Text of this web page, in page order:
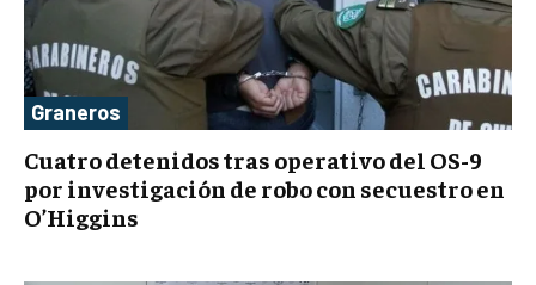
Graneros
Cuatro detenidos tras operativo del OS-9
por investigación de robo con secuestro en
O’Higgins